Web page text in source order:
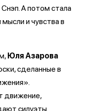
А потом стала
и чувства в
Юля Азарова
сделанные в
движение,
силуэты